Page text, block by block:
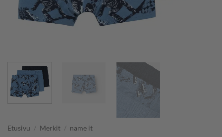
Etusivu / Merkit / name it